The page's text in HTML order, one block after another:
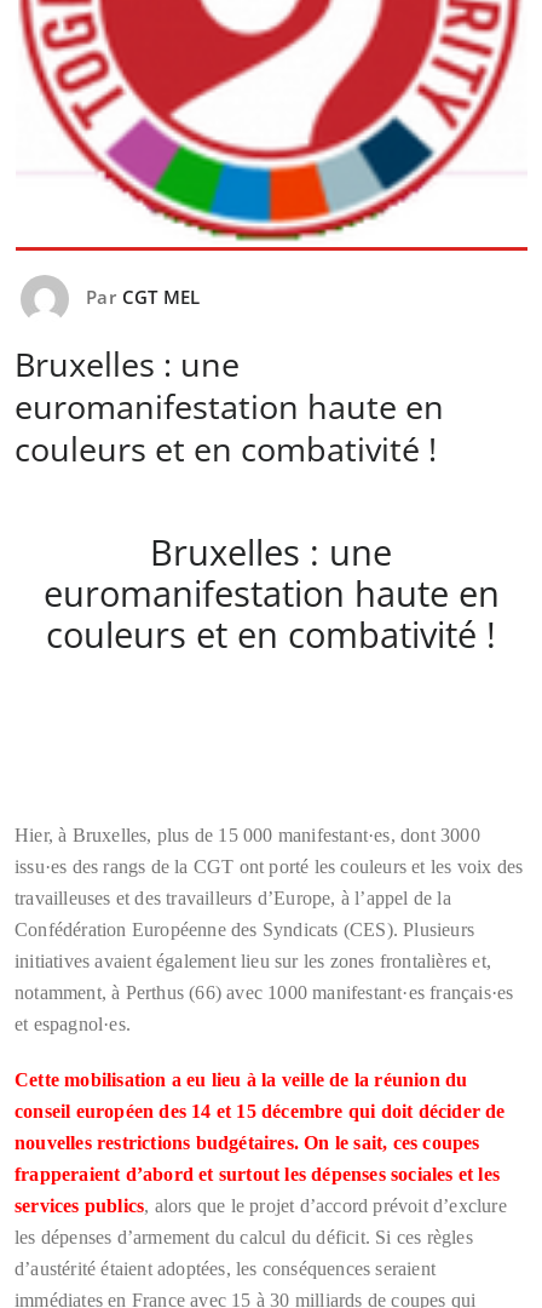
Par CGT MEL
Bruxelles : une
euromanifestation haute en
couleurs et en combativité !
Bruxelles : une
euromanifestation haute en
couleurs et en combativité !
Hier, à Bruxelles, plus de 15 000 manifestant·es, dont 3000
issu·es des rangs de la CGT ont porté les couleurs et les voix des
travailleuses et des travailleurs d’Europe, à l’appel de la
Confédération Européenne des Syndicats (CES). Plusieurs
initiatives avaient également lieu sur les zones frontalières et,
notamment, à Perthus (66) avec 1000 manifestant·es français·es
et espagnol·es.
Cette mobilisation a eu lieu à la veille de la réunion du
conseil européen des 14 et 15 décembre qui doit décider de
nouvelles restrictions budgétaires. On le sait, ces coupes
frapperaient d’abord et surtout les dépenses sociales et les
services publics, alors que le projet d’accord prévoit d’exclure
les dépenses d’armement du calcul du déficit. Si ces règles
d’austérité étaient adoptées, les conséquences seraient
immédiates en France avec 15 à 30 milliards de coupes qui